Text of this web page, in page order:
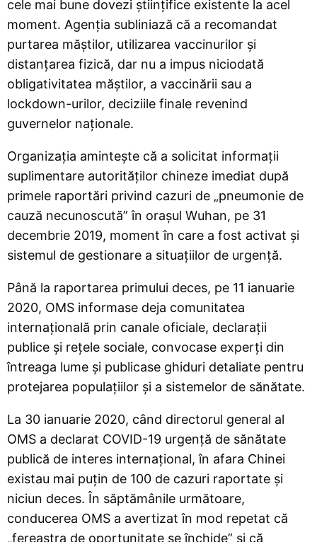
cele mai bune dovezi științifice existente la acel
moment. Agenția subliniază că a recomandat
purtarea măștilor, utilizarea vaccinurilor și
distanțarea fizică, dar nu a impus niciodată
obligativitatea măștilor, a vaccinării sau a
lockdown-urilor, deciziile finale revenind
guvernelor naționale.
Organizația amintește că a solicitat informații
suplimentare autorităților chineze imediat după
primele raportări privind cazuri de „pneumonie de
cauză necunoscută” în orașul Wuhan, pe 31
decembrie 2019, moment în care a fost activat și
sistemul de gestionare a situațiilor de urgență.
Până la raportarea primului deces, pe 11 ianuarie
2020, OMS informase deja comunitatea
internațională prin canale oficiale, declarații
publice și rețele sociale, convocase experți din
întreaga lume și publicase ghiduri detaliate pentru
protejarea populațiilor și a sistemelor de sănătate.
La 30 ianuarie 2020, când directorul general al
OMS a declarat COVID-19 urgență de sănătate
publică de interes internațional, în afara Chinei
existau mai puțin de 100 de cazuri raportate și
niciun deces. În săptămânile următoare,
conducerea OMS a avertizat în mod repetat că
„fereastra de oportunitate se închide” și că